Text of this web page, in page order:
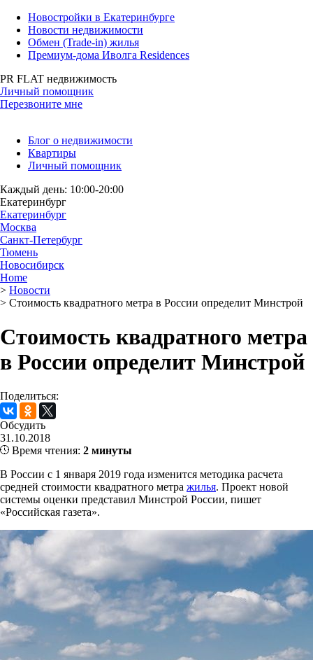
Новостройки в Екатеринбурге
Новости недвижимости
Обмен (Trade-in) жилья
Премиум-дома Иволга Residences
PR FLAT недвижимость
Личный помощник
Перезвоните мне
Блог о недвижимости
Квартиры
Личный помощник
Каждый день: 10:00-20:00
Екатеринбург
Екатеринбург
Москва
Санкт-Петербург
Тюмень
Новосибирск
Home
> Новости
> Стоимость квадратного метра в России определит Минстрой
Стоимость квадратного метра
в России определит Минстрой
Поделиться:
Обсудить
31.10.2018
Время чтения: 2 минуты
В России c 1 января 2019 года изменится методика расчета
средней стоимости квадратного метра жилья. Проект новой
системы оценки представил Минстрой России, пишет
«Российская газета».